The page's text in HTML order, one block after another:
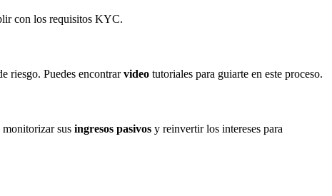
con los requisitos KYC.
riesgo. Puedes encontrarvideo tutoriales para guiarte en este proceso.
monitorizar sus ingresos pasivos y reinvertir los intereses para